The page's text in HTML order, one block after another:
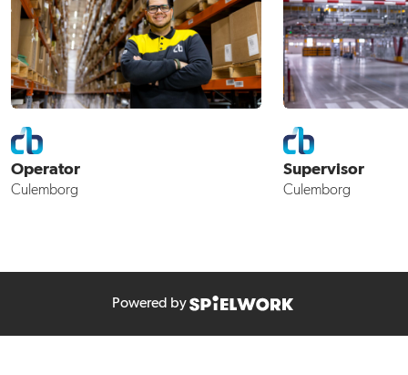
Operator
Culemborg
Supervisor
Culemborg
Powered by